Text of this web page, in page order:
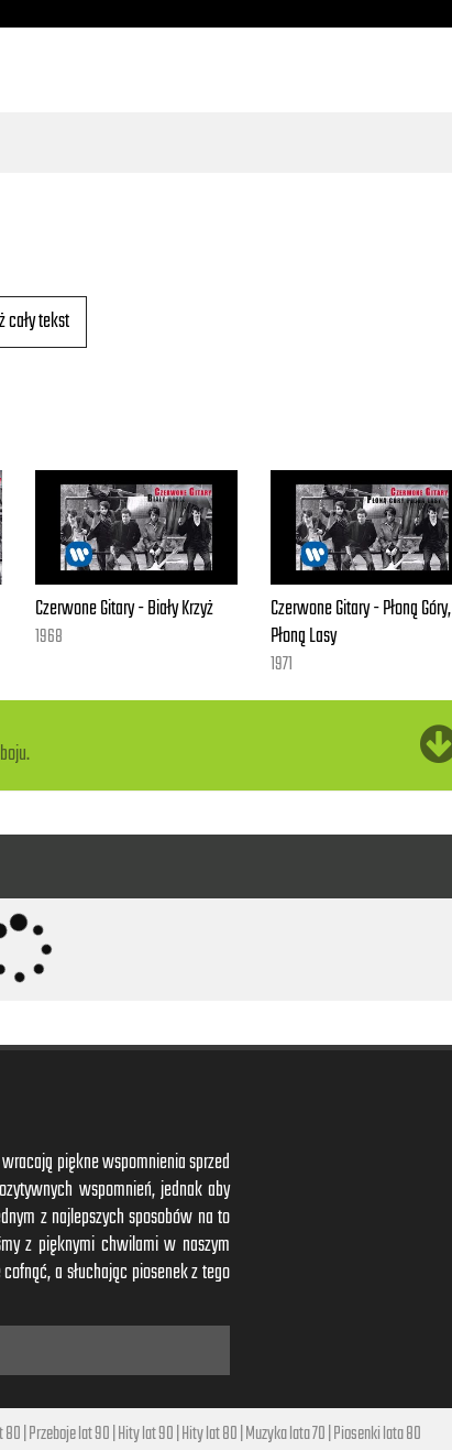
cały tekst
Czerwone Gitary - Biały Krzyż
1968
Czerwone Gitary - Płoną Góry,
Płoną Lasy
1971
piękne wspomnienia sprzed
wspomnień, jednak aby
z najlepszych sposobów na to
z pięknymi chwilami w naszym
a słuchając piosenek z tego
80|Przeboje lat 90|Hity lat 90|Hity lat 80|Muzyka lata 70|Piosenki lata 80